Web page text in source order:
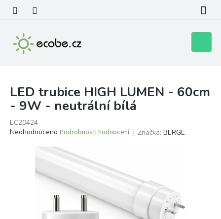
obsah
košík
LED trubice HIGH LUMEN - 60cm
- 9W - neutrální bílá
EC20424
Průměrné
Neohodnoceno Podrobnosti hodnocení Značka: BERGE